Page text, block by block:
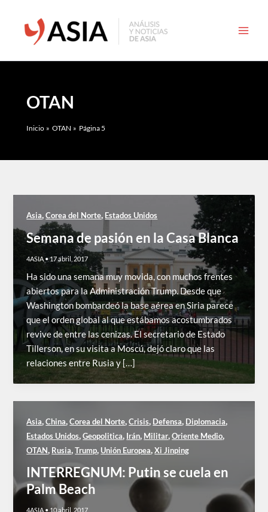
contenido
OTAN
Inicio OTAN Página 5
Asia,Corea del Norte, Estados Unidos
Semana de pasión en la Casa Blanca
4ASIA •17 abril, 2017
Ha sido una semana muy movida, con muchos frentes
abiertos para la Administración Trump. Desde que
Washington bombardeó la base aérea en Siria parece
que el orden global al que estábamos acostumbrados
revive de entre las cenizas. El secretario de Estado
Tillerson, en su visita a Moscú, dejó claro que las
relaciones entre Rusia y […]
Asia,China,Corea del Norte,Crisis, Defensa, Diplomacia,
Estados Unidos,Geopolitica, Irán, Militar,Oriente Medio,
OTAN, Rusia,Trump, Unión Europea,Xi Jinping
INTERREGNUM: Putin se cuela en
Palm Beach
4ASIA • 10 abril, 2017